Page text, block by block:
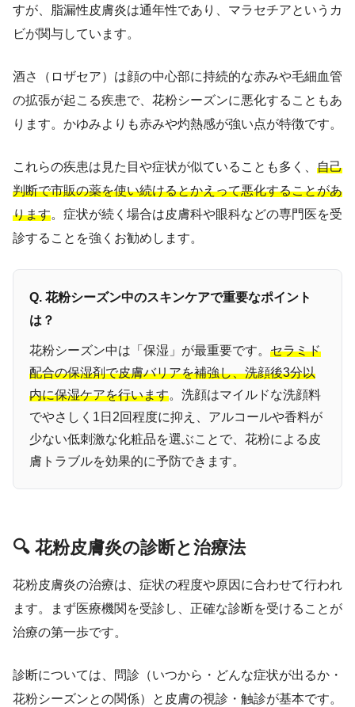
すが、脂漏性皮膚炎は通年性であり、マラセチアというカ
ビが関与しています。
酒さ（ロザセア）は顔の中心部に持続的な赤みや毛細血管
の拡張が起こる疾患で、花粉シーズンに悪化することもあ
ります。かゆみよりも赤みや灼熱感が強い点が特徴です。
これらの疾患は見た目や症状が似ていることも多く、 自己
判断で市販の薬を使い続けるとかえって悪化することがあ
ります。症状が続く場合は皮膚科や眼科などの専門医を受
診することを強くお勧めします。
Q. 花粉シーズン中のスキンケアで重要なポイント
は？
花粉シーズン中は「保湿」が最重要です。 セラミド
配合の保湿剤で皮膚バリアを補強し、洗顔後3分以
内に保湿ケアを行います。洗顔はマイルドな洗顔料
でやさしく1日2回程度に抑え、アルコールや香料が
少ない低刺激な化粧品を選ぶことで、花粉による皮
膚トラブルを効果的に予防できます。
🔍 花粉皮膚炎の診断と治療法
花粉皮膚炎の治療は、症状の程度や原因に合わせて行われ
ます。まず医療機関を受診し、正確な診断を受けることが
治療の第一歩です。
診断については、問診（いつから・どんな症状が出るか・
花粉シーズンとの関係）と皮膚の視診・触診が基本です。